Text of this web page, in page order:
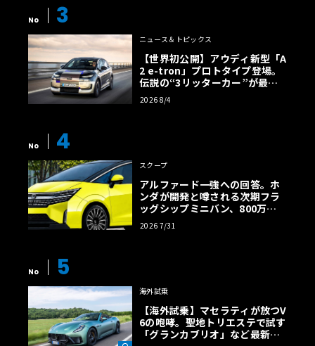
No 3
ニュース＆トピックス
【世界初公開】アウディ新型「A
2 e-tron」プロトタイプ登場。
伝説の“3リッターカー”が最高
効率エントリーBEVとして復活
【画像38枚】
2026 8/4
No 4
スクープ
アルファード一強への回答。ホ
ンダが開発と噂される次期フラ
ッグシップミニバン、800万円
超の勝算【予想CG】
2026 7/31
No 5
海外試乗
【海外試乗】マセラティが放つV
6の咆哮。聖地トリエステで試す
「グランカブリオ」など最新ト